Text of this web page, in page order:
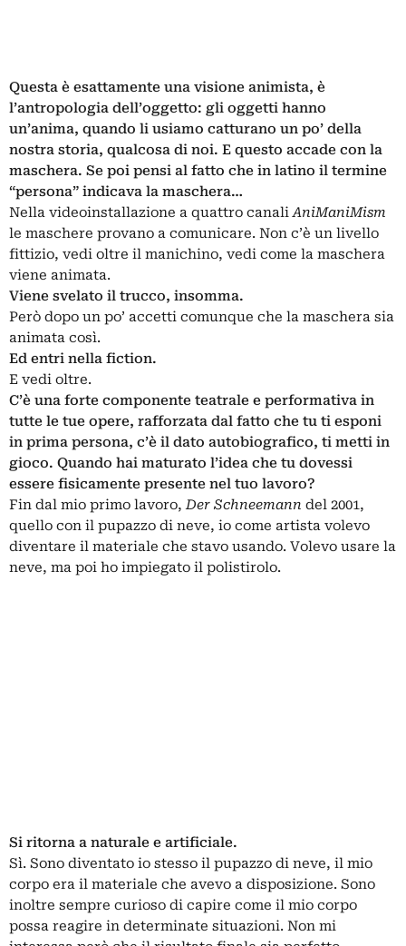
Questa è esattamente una visione animista, è
l’antropologia dell’oggetto: gli oggetti hanno
un’anima, quando li usiamo catturano un po’ della
nostra storia, qualcosa di noi. E questo accade con la
maschera. Se poi pensi al fatto che in latino il termine
“persona” indicava la maschera…
Nella videoinstallazione a quattro canali AniManiMism
le maschere provano a comunicare. Non c’è un livello
fittizio, vedi oltre il manichino, vedi come la maschera
viene animata.
Viene svelato il trucco, insomma.
Però dopo un po’ accetti comunque che la maschera sia
animata così.
Ed entri nella fiction.
E vedi oltre.
C’è una forte componente teatrale e performativa in
tutte le tue opere, rafforzata dal fatto che tu ti esponi
in prima persona, c’è il dato autobiografico, ti metti in
gioco. Quando hai maturato l’idea che tu dovessi
essere fisicamente presente nel tuo lavoro?
Fin dal mio primo lavoro, Der Schneemann del 2001,
quello con il pupazzo di neve, io come artista volevo
diventare il materiale che stavo usando. Volevo usare la
neve, ma poi ho impiegato il polistirolo.
Si ritorna a naturale e artificiale.
Sì. Sono diventato io stesso il pupazzo di neve, il mio
corpo era il materiale che avevo a disposizione. Sono
inoltre sempre curioso di capire come il mio corpo
possa reagire in determinate situazioni. Non mi